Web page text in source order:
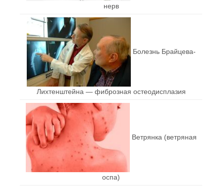
нерв
Болезнь Брайцева-
Лихтенштейна — фиброзная остеодисплазия
Ветрянка (ветряная
оспа)